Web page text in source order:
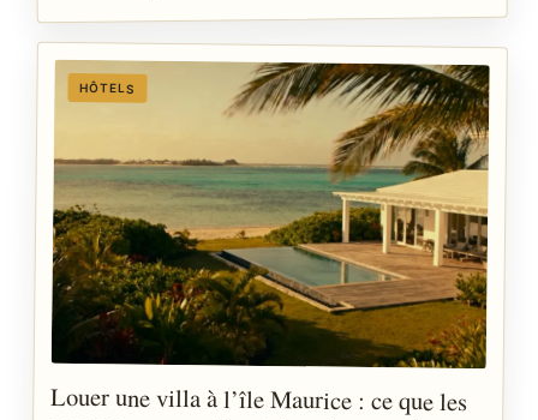
HÔTELS
Louer une villa à l’île Maurice : ce que les
agences ne vous disent jamais avant de